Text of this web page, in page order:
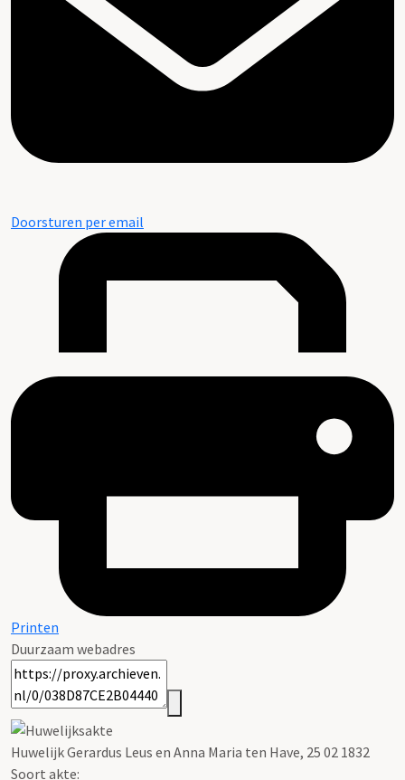
Doorsturen per email
Printen
Duurzaam webadres
Huwelijk Gerardus Leus en Anna Maria ten Have, 25 02 1832
Soort akte: